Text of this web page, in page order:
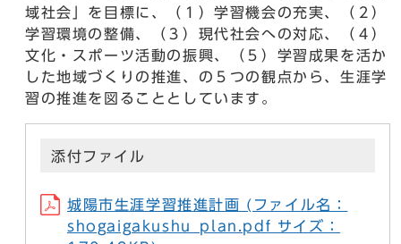
域社会」を目標に、（１）学習機会の充実、（２）
学習環境の整備、（３）現代社会への対応、（４）
文化・スポーツ活動の振興、（５）学習成果を活か
した地域づくりの推進、の５つの観点から、生涯学
習の推進を図ることとしています。
添付ファイル
城陽市生涯学習推進計画 (ファイル名：
shogaigakushu_plan.pdf サイズ：